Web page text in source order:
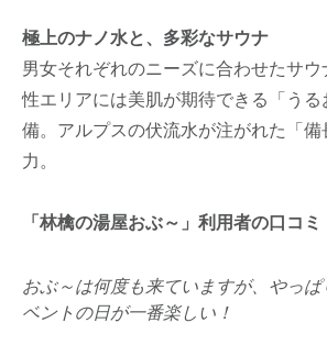
極上のナノ水と、多彩なサウナ
男女それぞれのニーズに合わせたサ
性エリアには美肌が期待できる「う
備。アルプスの伏流水が注がれた「
力。
「林檎の湯屋おぶ～」利用者の口コミ
おぶ～は何度も来ていますが、やっ
ベントの日が一番楽しい！